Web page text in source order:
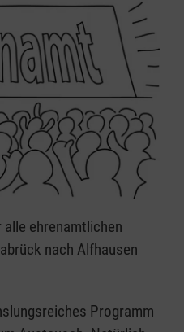
alle ehrenamtlichen
nach Alfhausen
Programm